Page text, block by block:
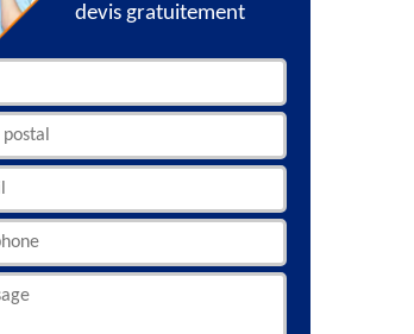
devis gratuitement